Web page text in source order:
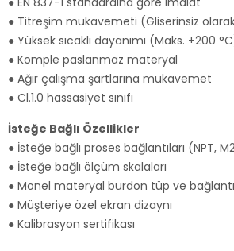
● Titreşim mukavemeti (Gliserinsiz
● Yüksek sıcaklı dayanımı (Maks. +200
● Komple paslanmaz materyal
● Ağır çalışma şartlarına mukavemet
● Cl.1.0 hassasiyet sınıfı
İsteğe Bağlı Özellikler
● İsteğe bağlı proses bağlantıları (NPT,
● İsteğe bağlı ölçüm skalaları
● Monel materyal burdon tüp ve
● Müşteriye özel ekran dizaynı
● Kalibrasyon sertifikası